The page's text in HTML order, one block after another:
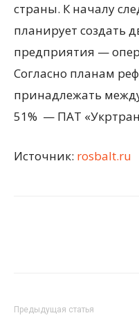
страны. К началу
планирует создать
предприятия —
Согласно планам
принадлежать
51% — ПАТ
Источник: rosbalt.ru
Предыдущая статья